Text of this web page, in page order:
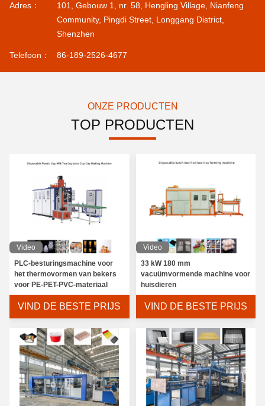
Adres：
101, Gebouw 1, nr. 58, Hengling Village, Nianfeng
Community, Pingdi Street, Longgang District,
Shenzhen
Telefoon： 86-189-2526-4677
ONZE PRODUCTEN
TOP PRODUCTEN
Video
PLC-besturingsmachine voor
het thermovormen van bekers
voor PE-PET-PVC-materiaal
VIND DE BESTE PRIJS
Video
33 kW 180 mm
vacuümvormende machine voor
huisdieren
VIND DE BESTE PRIJS